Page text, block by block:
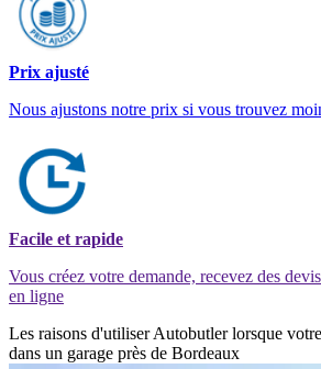
Prix ajusté
Nous ajustons notre prix si vous trouvez
Facile et rapide
Vous créez votre demande, recevez des
en ligne
Les raisons d'utiliser Autobutler lorsque
dans un garage près de Bordeaux